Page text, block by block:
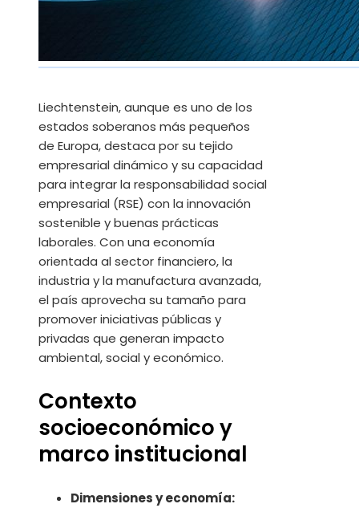
Liechtenstein, aunque es uno de los
estados soberanos más pequeños
de Europa, destaca por su tejido
empresarial dinámico y su capacidad
para integrar la responsabilidad social
empresarial (RSE) con la innovación
sostenible y buenas prácticas
laborales. Con una economía
orientada al sector financiero, la
industria y la manufactura avanzada,
el país aprovecha su tamaño para
promover iniciativas públicas y
privadas que generan impacto
ambiental, social y económico.
Contexto
socioeconómico y
marco institucional
Dimensiones y economía: